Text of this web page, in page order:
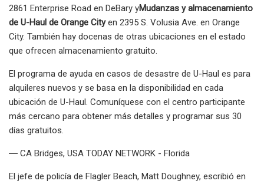
2861 Enterprise Road en DeBary yMudanzas y almacenamiento
de U-Haul de Orange Cityen 2395 S. Volusia Ave. en Orange
City. También hay docenas de otras ubicaciones en el estado
que ofrecen almacenamiento gratuito.
El programa de ayuda en casos de desastre de U-Haul es para
alquileres nuevos y se basa en la disponibilidad en cada
ubicación de U-Haul. Comuníquese con el centro participante
más cercano para obtener más detalles y programar sus 30
días gratuitos.
― CA Bridges, USA TODAY NETWORK - Florida
El jefe de policía de Flagler Beach, Matt Doughney, escribió en